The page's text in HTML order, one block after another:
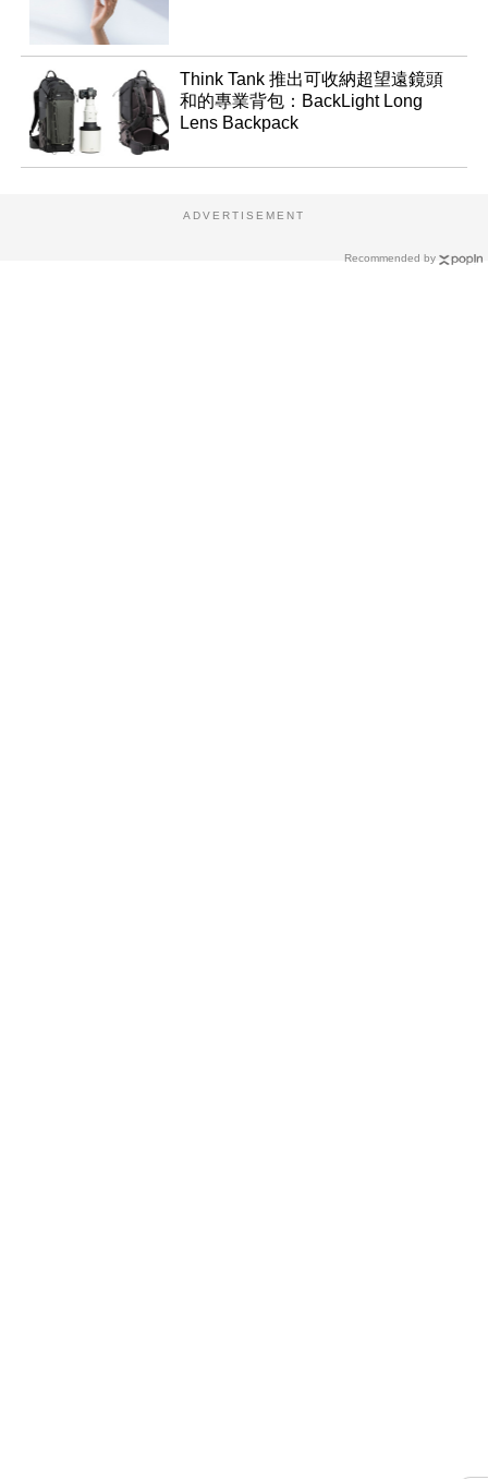
Think Tank 推出可收納超望遠鏡頭
和的專業背包：BackLight Long
Lens Backpack
Recommended by
ADVERTISEMENT